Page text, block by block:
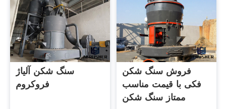
سنگ شکن آلیاژ
فروکروم
فروش سنگ شکن
فکی با قیمت مناسب
ممتاز سنگ شکن